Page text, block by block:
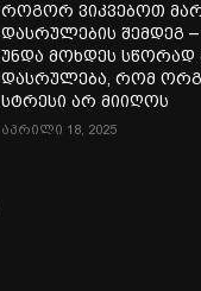
როგორ ვიკვებოთ
დასრულების შემდეგ
უნდა მოხდეს სწორად
დასრულება, რომ
სტრესი არ მიიღოს
აპრილი 18, 2025